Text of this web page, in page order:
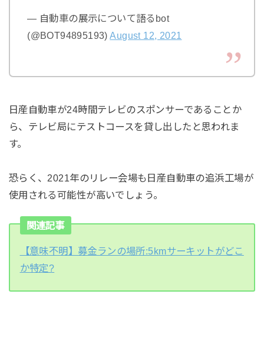
— 自動車の展示について語るbot
(@BOT94895193)August 12, 2021
日産自動車が24時間テレビのスポンサーであることか
ら、テレビ局にテストコースを貸し出したと思われま
す。
恐らく、2021年のリレー会場も日産自動車の追浜工場が
使用される可能性が高いでしょう。
関連記事
【意味不明】募金ランの場所:5kmサーキットがどこ
か特定?